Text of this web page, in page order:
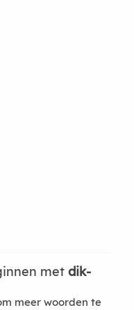
met dik-
meer woorden te